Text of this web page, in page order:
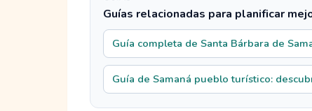
Guías relacionadas para planificar
Guía completa de Santa Bárbara de
Guía de Samaná pueblo turístico: